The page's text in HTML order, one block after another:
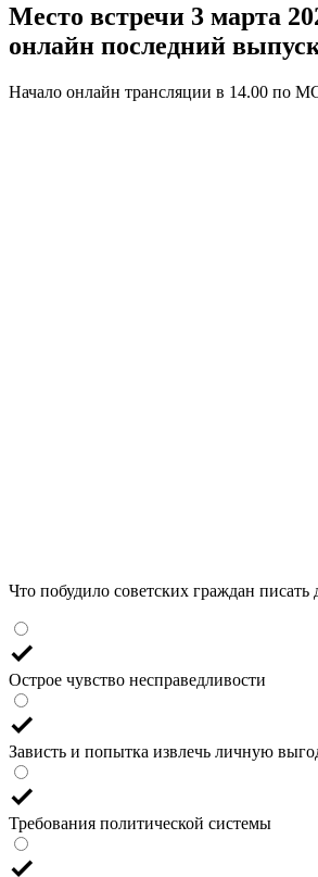
Место встречи 3 марта
онлайн последний
Начало онлайн трансляции в 14.00 по
Что побудило советских граждан писать
Острое чувство несправедливости
Зависть и попытка извлечь личную
Требования политической системы